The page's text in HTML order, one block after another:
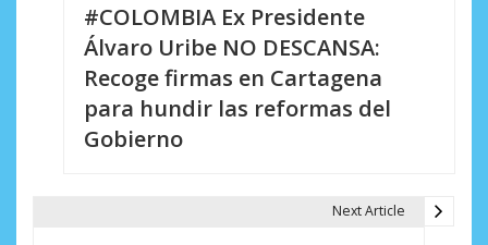
#COLOMBIA Ex Presidente
Álvaro Uribe NO DESCANSA:
Recoge firmas en Cartagena
para hundir las reformas del
Gobierno
Next Article